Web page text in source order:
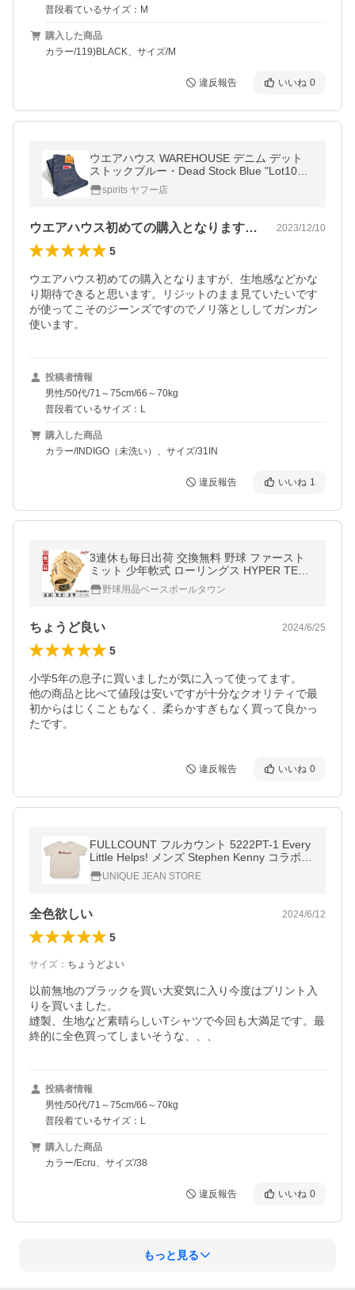
普段着ているサイズ：M
購入した商品
カラー/119)BLACK、サイズ/M
違反報告 いいね 0
ウエアハウス WAREHOUSE デニム デット
ストックブルー・Dead Stock Blue "Lot1001
XX(1000XX)1947Model"
spirits ヤフー店
ウエアハウス初めての購入となりますが、… 2023/12/10
5
ウエアハウス初めての購入となりますが、生地感などかな
り期待できると思います。リジットのまま見ていたいです
が使ってこそのジーンズですのでノリ落とししてガンガン
使います。
投稿者情報
男性/50代/71～75cm/66～70kg
普段着ているサイズ：L
購入した商品
カラー/INDIGO（未洗い）、サイズ/31IN
違反報告 いいね 1
3連休も毎日出荷 交換無料 野球 ファースト
ミット 少年軟式 ローリングス HYPER TEC
H R9 一塁手用 右投げ 11.5 GJ4R93ACDS 型
付け可能(G)
野球用品ベースボールタウン
ちょうど良い 2024/6/25
5
小学5年の息子に買いましたが気に入って使ってます。
他の商品と比べて値段は安いですが十分なクオリティで最
初からはじくこともなく、柔らかすぎもなく買って良かっ
たです。
違反報告 いいね 0
FULLCOUNT フルカウント 5222PT-1 Every
Little Helps! メンズ Stephen Kenny コラボ
プリント Tシャツ 2023年春夏 送料無料
UNIQUE JEAN STORE
全色欲しい 2024/6/12
5
サイズ ： ちょうどよい
以前無地のブラックを買い大変気に入り今度はプリント入
りを買いました。
縫製、生地など素晴らしいTシャツで今回も大満足です。最
終的に全色買ってしまいそうな、、、
投稿者情報
男性/50代/71～75cm/66～70kg
普段着ているサイズ：L
購入した商品
カラー/Ecru、サイズ/38
違反報告 いいね 0
もっと見る